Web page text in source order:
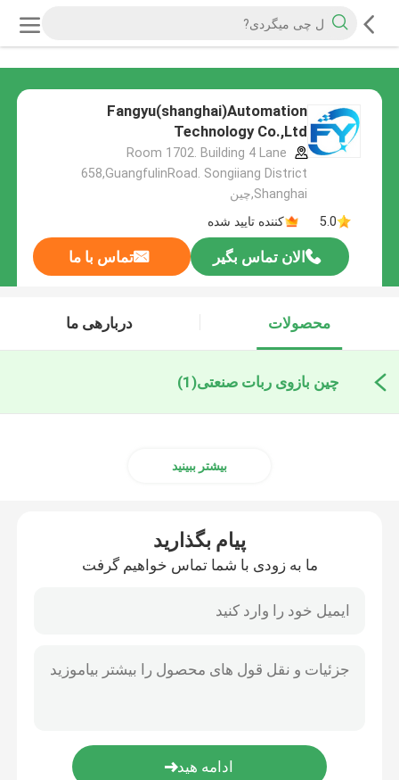
Fangyu(shanghai)Automation
Technology Co.,Ltd
Room 1702. Building 4 Lane
658,GuangfulinRoad. Songiiang District
Shanghai,چین
5.0
کننده تایید شده
الان تماس بگیر تماس با ما
محصولات دربارهی ما
چین بازوی ربات صنعتی(1)
بیشتر ببینید
پیام بگذارید
ما به زودی با شما تماس خواهیم گرفت